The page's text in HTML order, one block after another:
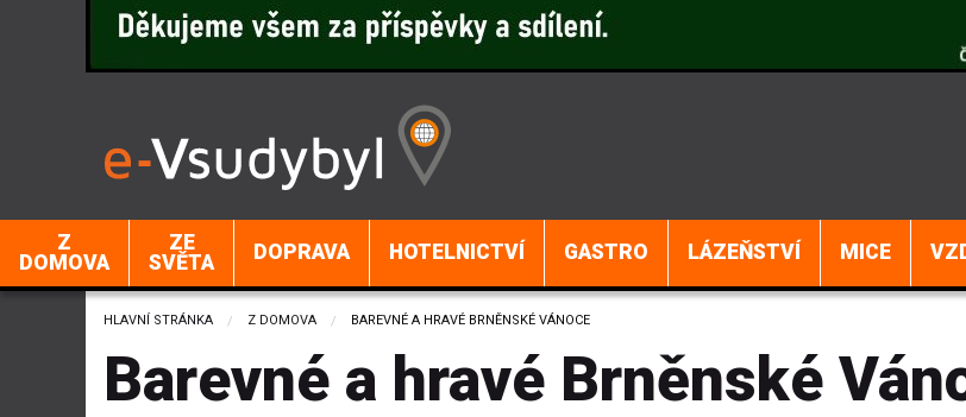
Z
DOMOVA
ZE
SVĚTA
DOPRAVA HOTELNICTVÍ GASTRO LÁZEŇSTVÍ MICE
HLAVNÍ STRÁNKA Z DOMOVA CURRENT:
BAREVNÉ A HRAVÉ BRNĚNSKÉ VÁNOCE
Barevné a hravé Brněnské